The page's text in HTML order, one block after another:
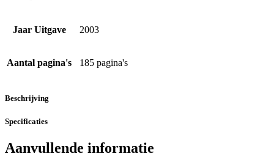
Jaar Uitgave 2003
Aantal pagina's 185 pagina's
Beschrijving
Specificaties
Aanvullende informatie